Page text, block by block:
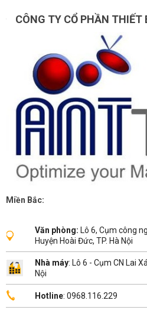
CÔNG TY CỔ PHẦN
Miền Bắc:
Văn phòng: Lô 6, Cụm công
Huyện Hoài Đức, TP. Hà Nội
Nhà máy: Lô 6 - Cụm CN Lai
Nội
Hotline: 0968.116.229